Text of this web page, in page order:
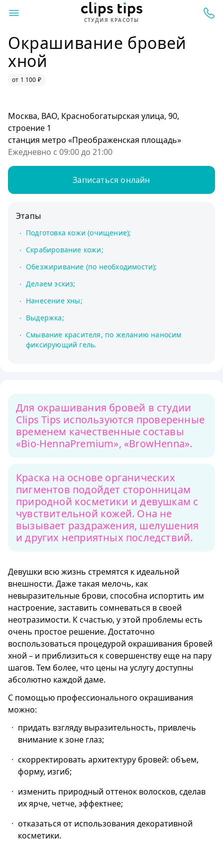
СТУДИЯ КРАСОТЫ
Окрашивание бровей
хной
от 1 100 ₽
Москва, ВАО, Краснобогатырская улица, 90,
строение 1
станция метро «Преображенская площадь»
Ежедневно с 09:00 до 21:00
Записаться онлайн
Этапы
Подготовка кожи (очищение);
Скрабирование кожи;
Обезжиривание (по необходимости);
Делаем эскиз;
Нанесение хны;
Выдержка;
Смывание красителя, по желанию наносим
фиксирующий гель.
Для окрашивания бровей в студии
Clips Tips используются проверенные
временем качественные составы
«Bio-HennaPremium», «BrowHenna».
Краска на основе органических
пигментов подойдет сторонницам
природной косметики и девушкам с
чувствительной кожей. Она не
вызывает раздражения, шелушения
и других неприятных последствий.
Девушки всю жизнь стремятся к идеальной
внешности. Даже такая мелочь, как
невыразительные брови, способна испортить им
настроение, заставить сомневаться в своей
неотразимости. К счастью, у этой проблемы есть
очень простое решение. Достаточно
воспользоваться процедурой окрашивания бровей
хной – и приблизиться к совершенству еще на пару
шагов. Тем более, что цены на услугу доступны
абсолютно каждой даме.
С помощью профессионального окрашивания
можно:
придать взгляду выразительность, привлечь
внимание к зоне глаз;
скорректировать архитектуру бровей: объем,
форму, изгиб;
изменить природный оттенок волосков, сделав
их ярче, четче, эффектнее;
отказаться от использования декоративной
косметики.